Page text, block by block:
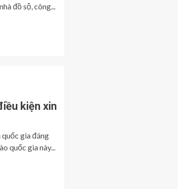
đồ sộ, công...
kiện xin
gia đáng
quốc gia này...